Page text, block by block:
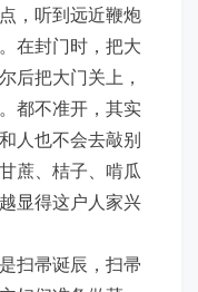
，听到远近鞭炮
在封门时，把大
后把大门关上，
都不准开，其实
人也不会去敲别
蔗、桔子、啃瓜
显得这户人家兴
扫帚诞辰，扫帚